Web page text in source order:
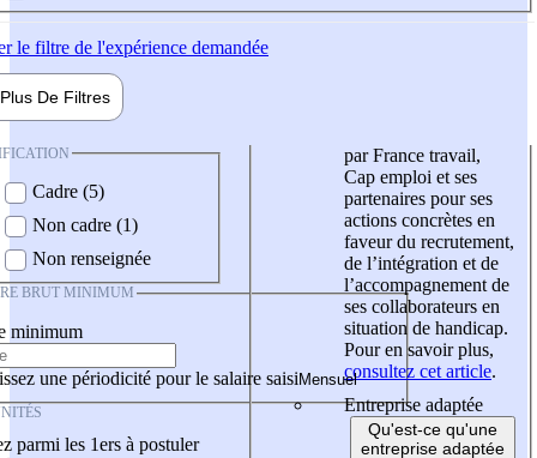
le filtre de l'expérience demandée
Plus De Filtres
Cadre (5)
Non cadre (1)
Non renseignée
BRUT MINIMUM
minimum
une périodicité pour le salaire saisi
parmi les 1ers à postuler
par France travail,
Cap emploi et ses
partenaires pour ses
actions concrètes en
faveur du recrutement,
de l’intégration et de
l’accompagnement de
ses collaborateurs en
situation de handicap.
Pour en savoir plus,
consultez cet article.
Entreprise adaptée
Qu'est-ce qu'une
entreprise adaptée